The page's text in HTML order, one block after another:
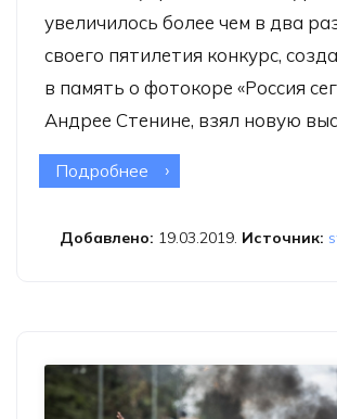
увеличилось более чем в два
своего пятилетия конкурс,
в память о фотокоре «Россия
Андрее Стенине, взял новую
Подробнее о Конкурс имени
рекорд
Добавлено: 19.03.2019. Источник: